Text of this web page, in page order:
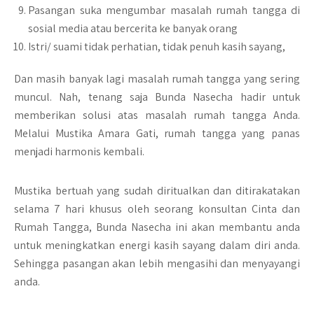
Pasangan suka mengumbar masalah rumah tangga di
sosial media atau bercerita ke banyak orang
Istri/ suami tidak perhatian, tidak penuh kasih sayang,
Dan masih banyak lagi masalah rumah tangga yang sering
muncul. Nah, tenang saja Bunda Nasecha hadir untuk
memberikan solusi atas masalah rumah tangga Anda.
Melalui Mustika Amara Gati, rumah tangga yang panas
menjadi harmonis kembali.
Mustika bertuah yang sudah diritualkan dan ditirakatakan
selama 7 hari khusus oleh seorang konsultan Cinta dan
Rumah Tangga, Bunda Nasecha ini akan membantu anda
untuk meningkatkan energi kasih sayang dalam diri anda.
Sehingga pasangan akan lebih mengasihi dan menyayangi
anda.